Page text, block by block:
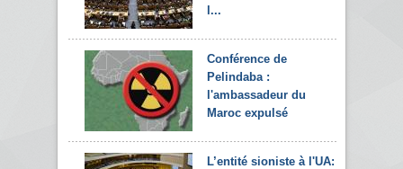
l...
Conférence de
Pelindaba :
l'ambassadeur du
Maroc expulsé
L’entité sioniste à l'UA: